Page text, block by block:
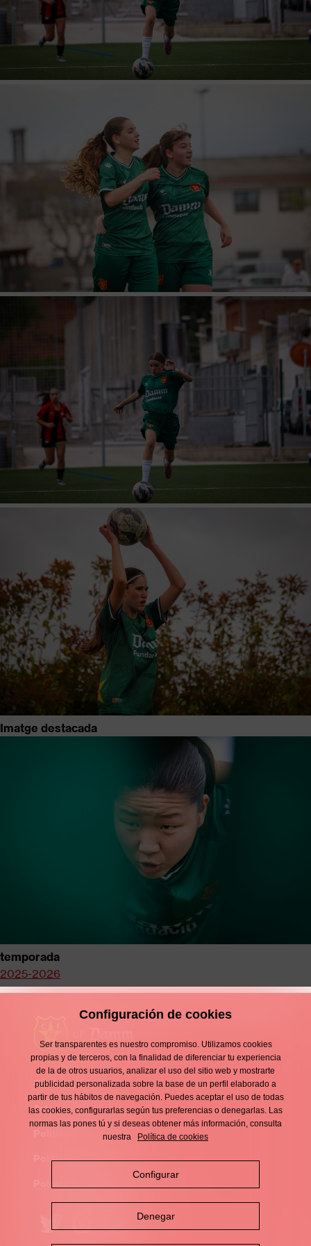
Imatge destacada
temporada
2025-2026
Enllaços
d'interès
Contacto
Footer
Aviso legal
Política de privacidad
Política de cookies
Configuración de cookies
Ser transparentes es nuestro compromiso. Utilizamos cookies
propias y de terceros, con la finalidad de diferenciar tu experiencia
de la de otros usuarios, analizar el uso del sitio web y mostrarte
publicidad personalizada sobre la base de un perfil elaborado a
partir de tus hábitos de navegación. Puedes aceptar el uso de todas
las cookies, configurarlas según tus preferencias o denegarlas. Las
normas las pones tú y si deseas obtener más información, consulta
nuestra
Política de cookies
Configurar
Denegar